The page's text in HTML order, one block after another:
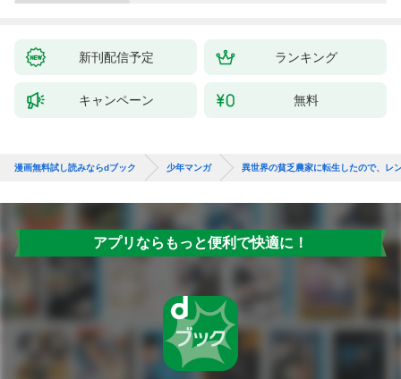
（１）
新刊配信予定 ランキング
キャンペーン 無料
漫画無料試し読みならdブック 少年マンガ 異世界の貧乏農家に転生したので、レ
アプリならもっと便利で快適に！